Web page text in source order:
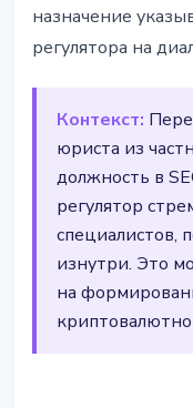
назначение
регулятора на
Контекст:
юриста из
должность в
регулятор
специалистов,
изнутри. Это
на